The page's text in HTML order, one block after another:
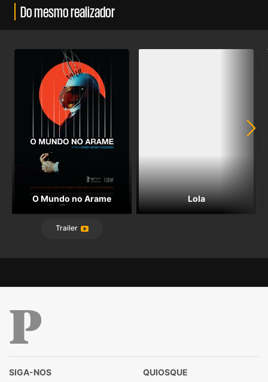
Do mesmo realizador
O Mundo no Arame
Trailer
Lola
SIGA-NOS
QUIOSQUE